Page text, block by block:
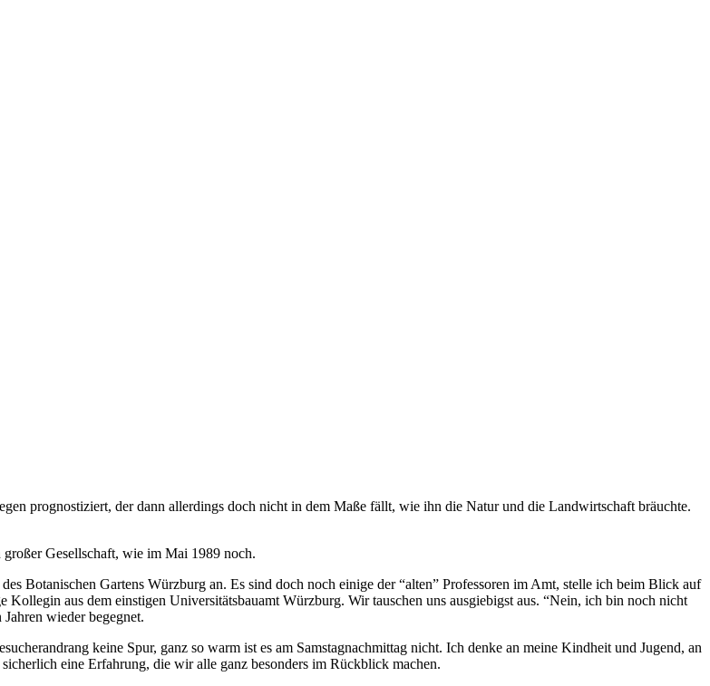
prognostiziert, der dann allerdings doch nicht in dem Maße fällt, wie ihn die Natur und die Landwirtschaft bräuchte.
Gesellschaft, wie im Mai 1989 noch.
Botanischen Gartens Würzburg an. Es sind doch noch einige der “alten” Professoren im Amt, stelle ich beim Blick auf
aus dem einstigen Universitätsbauamt Würzburg. Wir tauschen uns ausgiebigst aus. “Nein, ich bin noch nicht
wieder begegnet.
keine Spur, ganz so warm ist es am Samstagnachmittag nicht. Ich denke an meine Kindheit und Jugend, an
eine Erfahrung, die wir alle ganz besonders im Rückblick machen.